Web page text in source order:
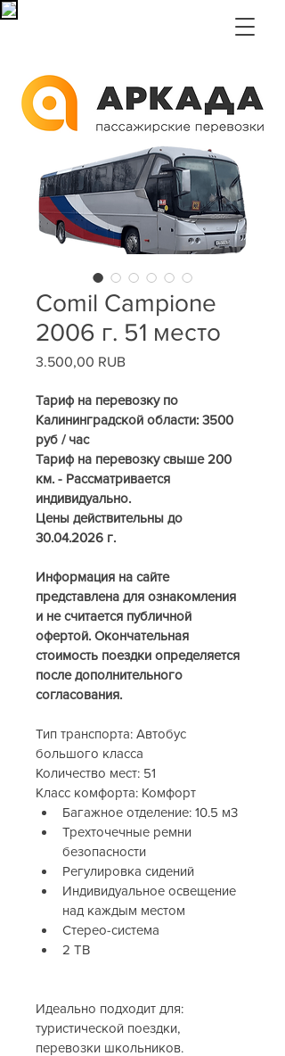
Comil Campione
2006 г. 51 место
3.500,00 RUBЦена
Тариф на перевозку по
Калининградской области: 3500
руб / час
Тариф на перевозку свыше 200
км. - Рассматривается
индивидуально.
Цены действительны до
30.04.2026 г.
Информация на сайте
представлена для ознакомления
и не считается публичной
офертой. Окончательная
стоимость поездки определяется
после дополнительного
согласования.
Тип транспорта: Автобус
большого класса
Количество мест: 51
Класс комфорта: Комфорт
Багажное отделение: 10.5 м3
Трехточечные ремни
безопасности
Регулировка сидений
Индивидуальное освещение
над каждым местом
Стерео-система
2 ТВ
Идеально подходит для:
туристической поездки,
перевозки школьников.